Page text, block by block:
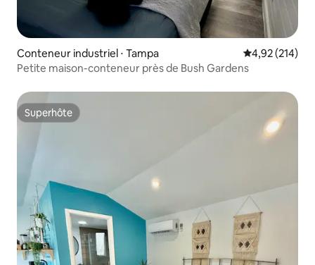
Conteneur industriel ⋅ Tampa Évaluation
4,92 (214)
Petite maison-conteneur près de Bush Gardens
Superhôte
Superhôte